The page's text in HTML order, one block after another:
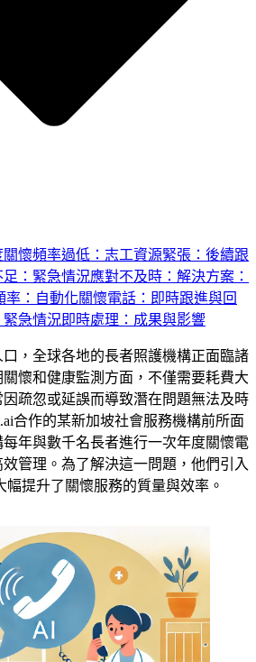
懷頻率過低： 志工資源緊張： 後續跟
： 緊急情況應對不及時： 解決方案：
： 自動化關懷電話： 即時跟進與回
緊急情況即時處理： 成果與影響
，全球各地的長者照護機構正面臨諸
懷和健康監測方面，不僅需要耗費大
疏忽或延誤而導致潛在問題無法及時
合作的某新加坡社會服務機構前所面
年與數千名長者進行一次年度關懷電
管理。為了解決這一問題，他們引入
幅提升了關懷服務的質量與效率。